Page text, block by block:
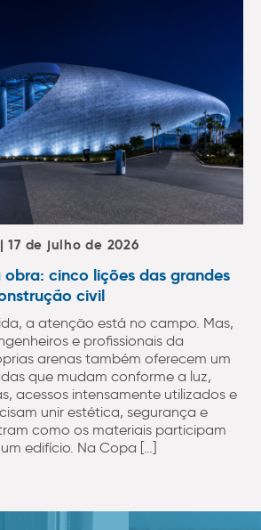
de julho de 2026
cinco lições das grandes
civil
a atenção está no campo. Mas,
e profissionais da
arenas também oferecem um
que mudam conforme a luz,
acessos intensamente utilizados e
unir estética, segurança e
como os materiais participam
edifício. Na Copa […]